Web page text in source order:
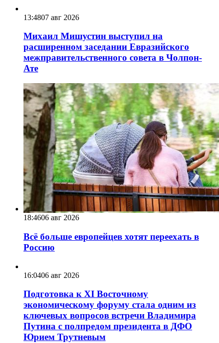
13:4807 авг 2026
Михаил Мишустин выступил на
расширенном заседании Евразийского
межправительственного совета в Чолпон-
Ате
18:4606 авг 2026
Всё больше европейцев хотят переехать в
Россию
16:0406 авг 2026
Подготовка к XI Восточному
экономическому форуму стала одним из
ключевых вопросов встречи Владимира
Путина с полпредом президента в ДФО
Юрием Трутневым